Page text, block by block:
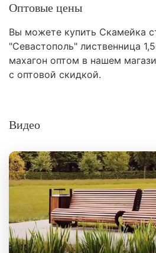
Оптовые цены
Вы можете купить Скамейка
"Севастополь" лиственница
махагон оптом в нашем
с оптовой скидкой.
Видео